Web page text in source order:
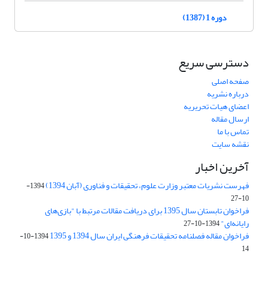
دوره 1 (1387)
دسترسی سریع
صفحه اصلی
درباره نشریه
اعضای هیات تحریریه
ارسال مقاله
تماس با ما
نقشه سایت
آخرین اخبار
فهرست نشریات معتبر وزارت علوم، تحقیقات و فناوری (آبان 1394)
1394-
10-27
فراخوان تابستان سال 1395 برای دریافت مقالات مرتبط با "بازی‌های
رایانه‌ای"1394-10-27
فراخوان مقاله فصلنامه تحقیقات فرهنگی ایران سال 1394 و 1395
1394-10-
14